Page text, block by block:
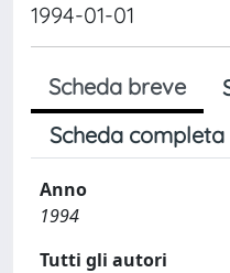
1994-01-01
Scheda breve
Scheda completa
Anno
1994
Tutti gli autori